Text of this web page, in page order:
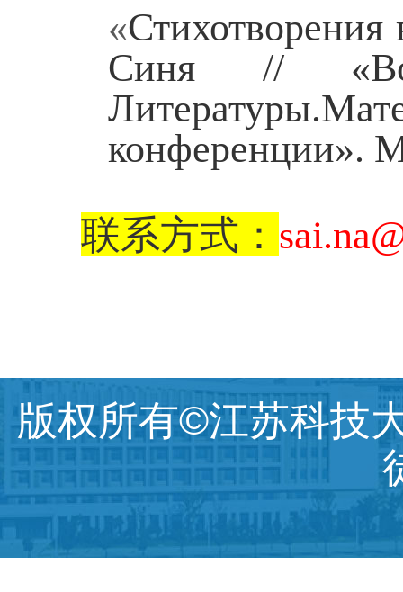
«
Синя //
конференции».
联系方式：
版权所有©江苏科技